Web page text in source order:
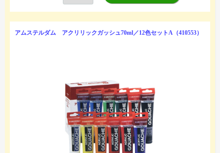
アムステルダム アクリリックガッシュ70ml／12色セットA（410553）